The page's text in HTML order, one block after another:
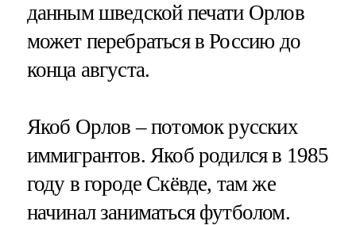
данным шведской печати Орлов
может перебраться в Россию до
конца августа.
Якоб Орлов – потомок русских
иммигрантов. Якоб родился в 1985
году в городе Скёвде, там же
начинал заниматься футболом.